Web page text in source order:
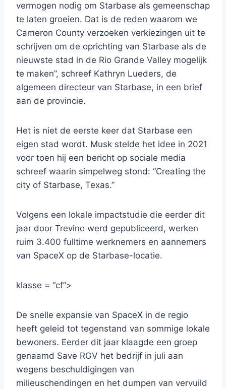
vermogen nodig om Starbase als gemeenschap
te laten groeien. Dat is de reden waarom we
Cameron County verzoeken verkiezingen uit te
schrijven om de oprichting van Starbase als de
nieuwste stad in de Rio Grande Valley mogelijk
te maken”, schreef Kathryn Lueders, de
algemeen directeur van Starbase, in een brief
aan de provincie.
Het is niet de eerste keer dat Starbase een
eigen stad wordt. Musk stelde het idee in 2021
voor toen hij een bericht op sociale media
schreef waarin simpelweg stond: “Creating the
city of Starbase, Texas.”
Volgens een lokale impactstudie die eerder dit
jaar door Trevino werd gepubliceerd, werken
ruim 3.400 fulltime werknemers en aannemers
van SpaceX op de Starbase-locatie.
klasse = “cf”>
De snelle expansie van SpaceX in de regio
heeft geleid tot tegenstand van sommige lokale
bewoners. Eerder dit jaar klaagde een groep
genaamd Save RGV het bedrijf in juli aan
wegens beschuldigingen van
milieuschendingen en het dumpen van vervuild